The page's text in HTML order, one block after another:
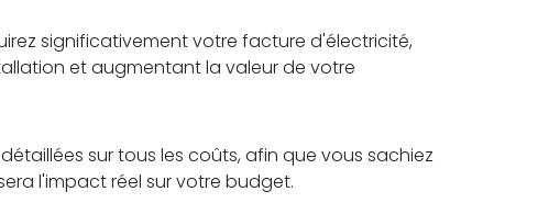
significativement votre facture d'électricité,
et augmentant la valeur de votre
sur tous les coûts, afin que vous sachiez
l'impact réel sur votre budget.